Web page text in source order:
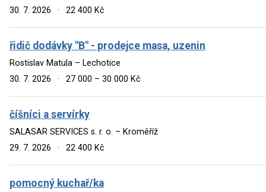
30. 7. 2026
· 22 400 Kč
řidič dodávky "B" - prodejce masa, uzenin
Rostislav Matula – Lechotice
30. 7. 2026
· 27 000 – 30 000 Kč
číšníci a servírky
SALASAR SERVICES s. r. o. – Kroměříž
29. 7. 2026
· 22 400 Kč
pomocný kuchař/ka